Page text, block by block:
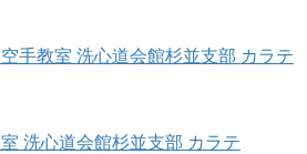
手教室 洗心道会館杉並支部 カラテ
洗心道会館杉並支部 カラテ